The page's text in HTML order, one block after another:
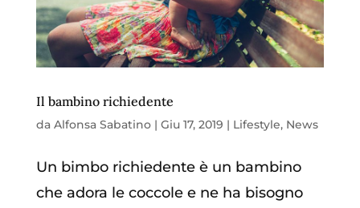
Il bambino richiedente
da Alfonsa Sabatino| Giu 17, 2019 | Lifestyle, News
Un bimbo richiedente è un bambino
che adora le coccole e ne ha bisogno